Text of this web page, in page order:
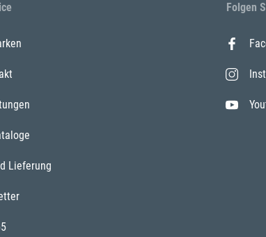
Lieferung
Folgen